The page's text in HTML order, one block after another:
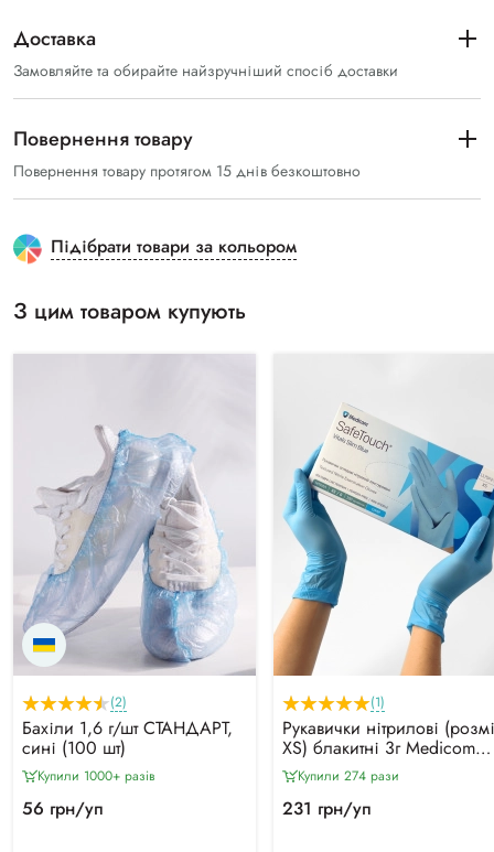
Доставка
Замовляйте та обирайте найзручніший спосіб доставки
Повернення товару
Повернення товару протягом 15 днів безкоштовно
Підібрати товари за кольором
З цим товаром купують
(2)
Бахіли 1,6 г/шт СТАНДАРТ,
сині (100 шт)
Купили 1000+ разiв
56 грн/уп
(1)
Рукавички нітрилові
XS) блакитні 3г Medicom
Vitals SB, 100 шт
Купили 274 рази
231 грн/уп